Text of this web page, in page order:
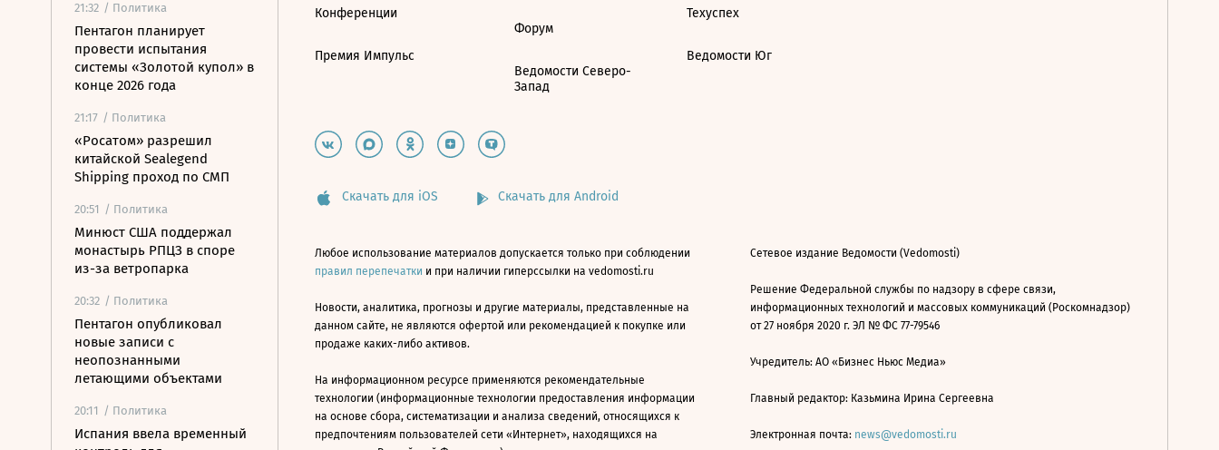
21:32 / Политика
Пентагон планирует
провести испытания
системы «Золотой купол» в
конце 2026 года
21:17 / Политика
«Росатом» разрешил
китайской Sealegend
Shipping проход по СМП
20:51 / Политика
Минюст США поддержал
монастырь РПЦЗ в споре
из-за ветропарка
20:32 / Политика
Пентагон опубликовал
новые записи с
неопознанными
летающими объектами
20:11 / Политика
Испания ввела временный
Конференции
Премия Импульс
Форум
Ведомости Северо-
Запад
Техуспех
Ведомости Юг
Скачать для iOS Скачать для Android
Любое использование материалов допускается только при соблюдении
правил перепечатки и при наличии гиперссылки на vedomosti.ru
Новости, аналитика, прогнозы и другие материалы, представленные на
данном сайте, не являются офертой или рекомендацией к покупке или
продаже каких-либо активов.
На информационном ресурсе применяются рекомендательные
технологии (информационные технологии предоставления информации
на основе сбора, систематизации и анализа сведений, относящихся к
предпочтениям пользователей сети «Интернет», находящихся на
Сетевое издание Ведомости (Vedomosti)
Решение Федеральной службы по надзору в сфере связи,
информационных технологий и массовых коммуникаций (Роскомнадзор)
от 27 ноября 2020 г. ЭЛ № ФС 77-79546
Учредитель: АО «Бизнес Ньюс Медиа»
Главный редактор: Казьмина Ирина Сергеевна
Электронная почта: news@vedomosti.ru